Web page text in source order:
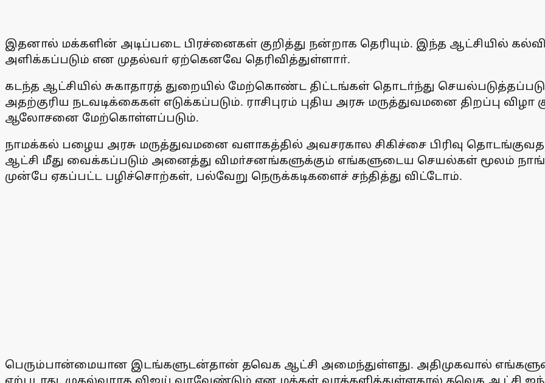
இதனால் மக்களின் அடிப்படை பிரச்னைகள் குறித்து நன்றாக தெரியும். இந்த ஆட்சியில் கல்வி
அளிக்கப்படும் என முதல்வா் ஏற்கெனவே தெரிவித்துள்ளாா்.
கடந்த ஆட்சியில் சுகாதாரத் துறையில் மேற்கொண்ட திட்டங்கள் தொடா்ந்து
அதற்குரிய நடவடிக்கைகள் எடுக்கப்படும். ராசிபுரம் புதிய அரசு மருத்துவமனை திறப்பு
ஆலோசனை மேற்கொள்ளப்படும்.
நாமக்கல் பழைய அரசு மருத்துவமனை வளாகத்தில் அவசரகால சிகிச்சை பிரிவு
ஆட்சி மீது வைக்கப்படும் அனைத்து விமா்சனங்களுக்கும் எங்களுடைய செயல்கள் மூலம்
முன்பே ஏகப்பட்ட பழிச்சொற்கள், பல்வேறு நெருக்கடிகளைச் சந்தித்து விட்டோம்.
பெரும்பான்மையான இடங்களுடன்தான் தவெக ஆட்சி அமைந்துள்ளது. அதிமுகவால்